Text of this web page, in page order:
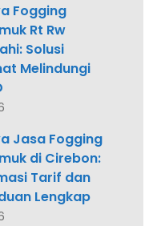
Fogging
Rt Rw
Solusi
Melindungi
Jasa Fogging
di Cirebon:
Tarif dan
Lengkap